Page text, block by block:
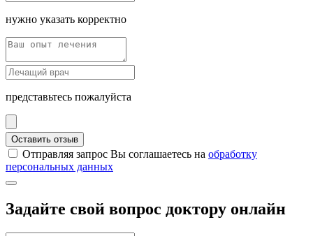
нужно указать корректно
представьтесь пожалуйста
Оставить отзыв
Отправляя запрос Вы соглашаетесь на обработку
персональных данных
Задайте свой вопрос доктору онлайн